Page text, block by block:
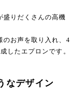
盛りだくさんの高機
のお声を取り入れ、4
したエプロンです。
なデザイン